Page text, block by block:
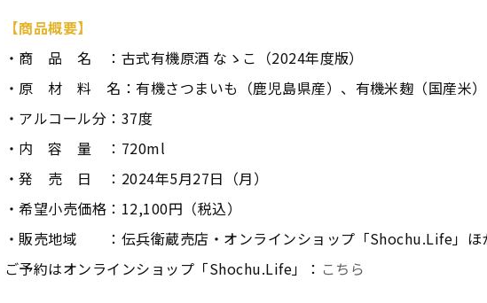
【商品概要】
・商 品 名 ：古式有機原酒 なゝこ（2024年度版）
・原 材 料 名：有機さつまいも（鹿児島県産）、有機米麹（国産米）
・アルコール分：37度
・内 容 量 ：720ml
・発 売 日 ：2024年5月27日（月）
・希望小売価格：12,100円（税込）
・販売地域 ：伝兵衛蔵売店・オンラインショップ「Shochu.Life」ほ
ご予約はオンラインショップ「Shochu.Life」： こちら